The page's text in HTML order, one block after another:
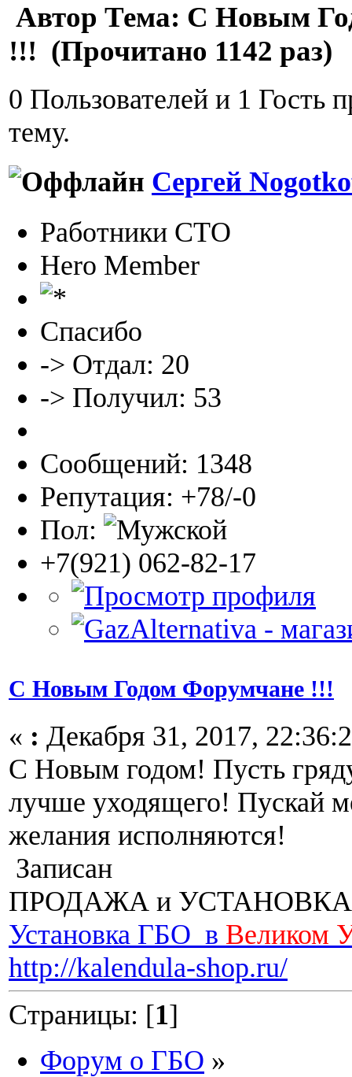
Автор Тема: С Новым
!!! (Прочитано 1142 раз)
0 Пользователей и 1 Гость
тему.
Сергей
Работники СТО
Hero Member
Спасибо
-> Отдал: 20
-> Получил: 53
Сообщений: 1348
Репутация: +78/-0
Пол:
+7(921) 062-82-17
С Новым Годом Форумчане !!!
« : Декабря 31, 2017,
С Новым годом! Пусть
лучше уходящего! Пускай
желания исполняются!
Записан
ПРОДАЖА и
Установка ГБО в Великом
http://kalendula-shop.ru/
Страницы: [1]
Форум о ГБО »